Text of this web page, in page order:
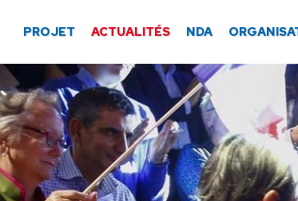
PROJET ACTUALITÉS NDA